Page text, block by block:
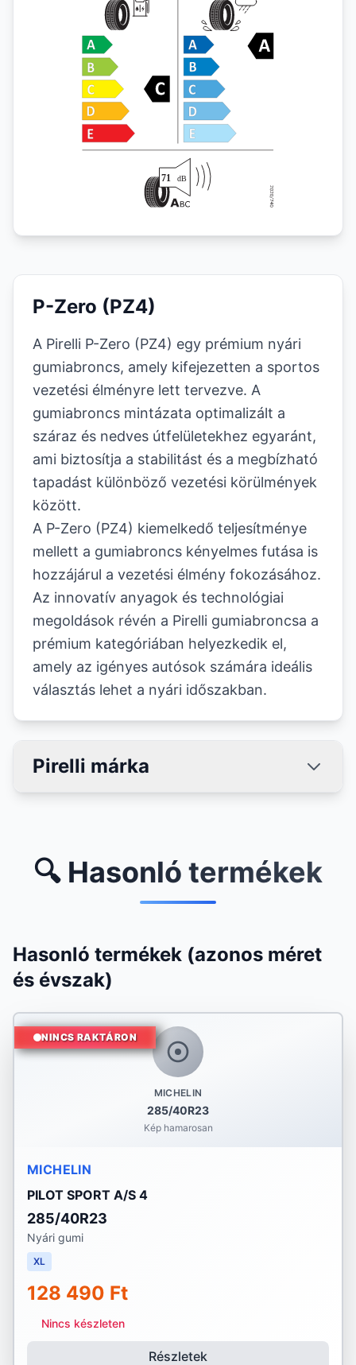
P-Zero (PZ4)
A Pirelli P-Zero (PZ4) egy prémium nyári
gumiabroncs, amely kifejezetten a sportos
vezetési élményre lett tervezve. A
gumiabroncs mintázata optimalizált a
száraz és nedves útfelületekhez egyaránt,
ami biztosítja a stabilitást és a megbízható
tapadást különböző vezetési körülmények
között.
A P-Zero (PZ4) kiemelkedő teljesítménye
mellett a gumiabroncs kényelmes futása is
hozzájárul a vezetési élmény fokozásához.
Az innovatív anyagok és technológiai
megoldások révén a Pirelli gumiabroncsa a
prémium kategóriában helyezkedik el,
amely az igényes autósok számára ideális
választás lehet a nyári időszakban.
Pirelli márka
🔍 Hasonló termékek
Hasonló termékek (azonos méret
és évszak)
MICHELIN
285/40R23
Kép hamarosan
NINCS RAKTÁRON
MICHELIN
PILOT SPORT A/S 4
285/40R23
Nyári gumi
XL
128 490 Ft
Nincs készleten
Részletek